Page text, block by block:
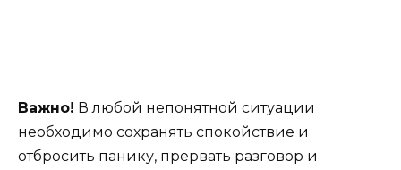
Важно! В любой непонятной ситуации
необходимо сохранять спокойствие и
отбросить панику, прервать разговор и